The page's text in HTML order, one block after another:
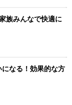
族みんなで快適に
なる！効果的な方